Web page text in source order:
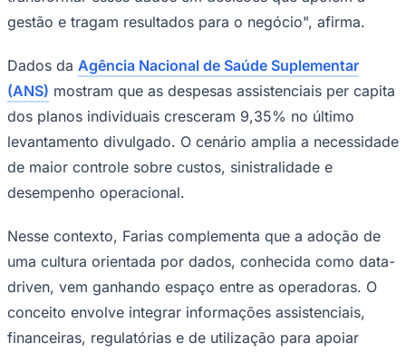
gestão e tragam resultados para o negócio", afirma.
Dados da Agência Nacional de Saúde Suplementar
(ANS) mostram que as despesas assistenciais per capita
dos planos individuais cresceram 9,35% no último
levantamento divulgado. O cenário amplia a necessidade
de maior controle sobre custos, sinistralidade e
desempenho operacional.
Nesse contexto, Farias complementa que a adoção de
uma cultura orientada por dados, conhecida como data-
driven, vem ganhando espaço entre as operadoras. O
conceito envolve integrar informações assistenciais,
financeiras, regulatórias e de utilização para apoiar